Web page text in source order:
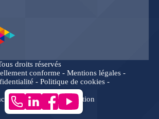
droits réservés
conforme - Mentions légales -
- Politique de cookies -
conseil en communication